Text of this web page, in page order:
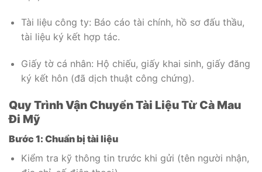
Tài liệu công ty: Báo cáo tài chính, hồ sơ đấu thầu,
tài liệu ký kết hợp tác.
Giấy tờ cá nhân: Hộ chiếu, giấy khai sinh, giấy đăng
ký kết hôn (đã dịch thuật công chứng).
Quy Trình Vận Chuyển Tài Liệu Từ Cà Mau
Đi Mỹ
Bước 1: Chuẩn bị tài liệu
Kiểm tra kỹ thông tin trước khi gửi (tên người nhận,